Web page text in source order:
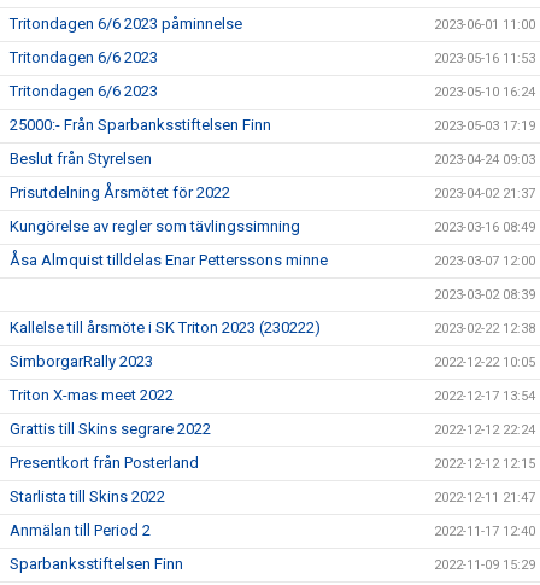
Tritondagen 6/6 2023 påminnelse 2023-06-01 11:00
Tritondagen 6/6 2023 2023-05-16 11:53
Tritondagen 6/6 2023 2023-05-10 16:24
25000:- Från Sparbanksstiftelsen Finn 2023-05-03 17:19
Beslut från Styrelsen 2023-04-24 09:03
Prisutdelning Årsmötet för 2022 2023-04-02 21:37
Kungörelse av regler som tävlingssimning 2023-03-16 08:49
Åsa Almquist tilldelas Enar Petterssons minne 2023-03-07 12:00
2023-03-02 08:39
Kallelse till årsmöte i SK Triton 2023 (230222) 2023-02-22 12:38
SimborgarRally 2023 2022-12-22 10:05
Triton X-mas meet 2022 2022-12-17 13:54
Grattis till Skins segrare 2022 2022-12-12 22:24
Presentkort från Posterland 2022-12-12 12:15
Starlista till Skins 2022 2022-12-11 21:47
Anmälan till Period 2 2022-11-17 12:40
Sparbanksstiftelsen Finn 2022-11-09 15:29